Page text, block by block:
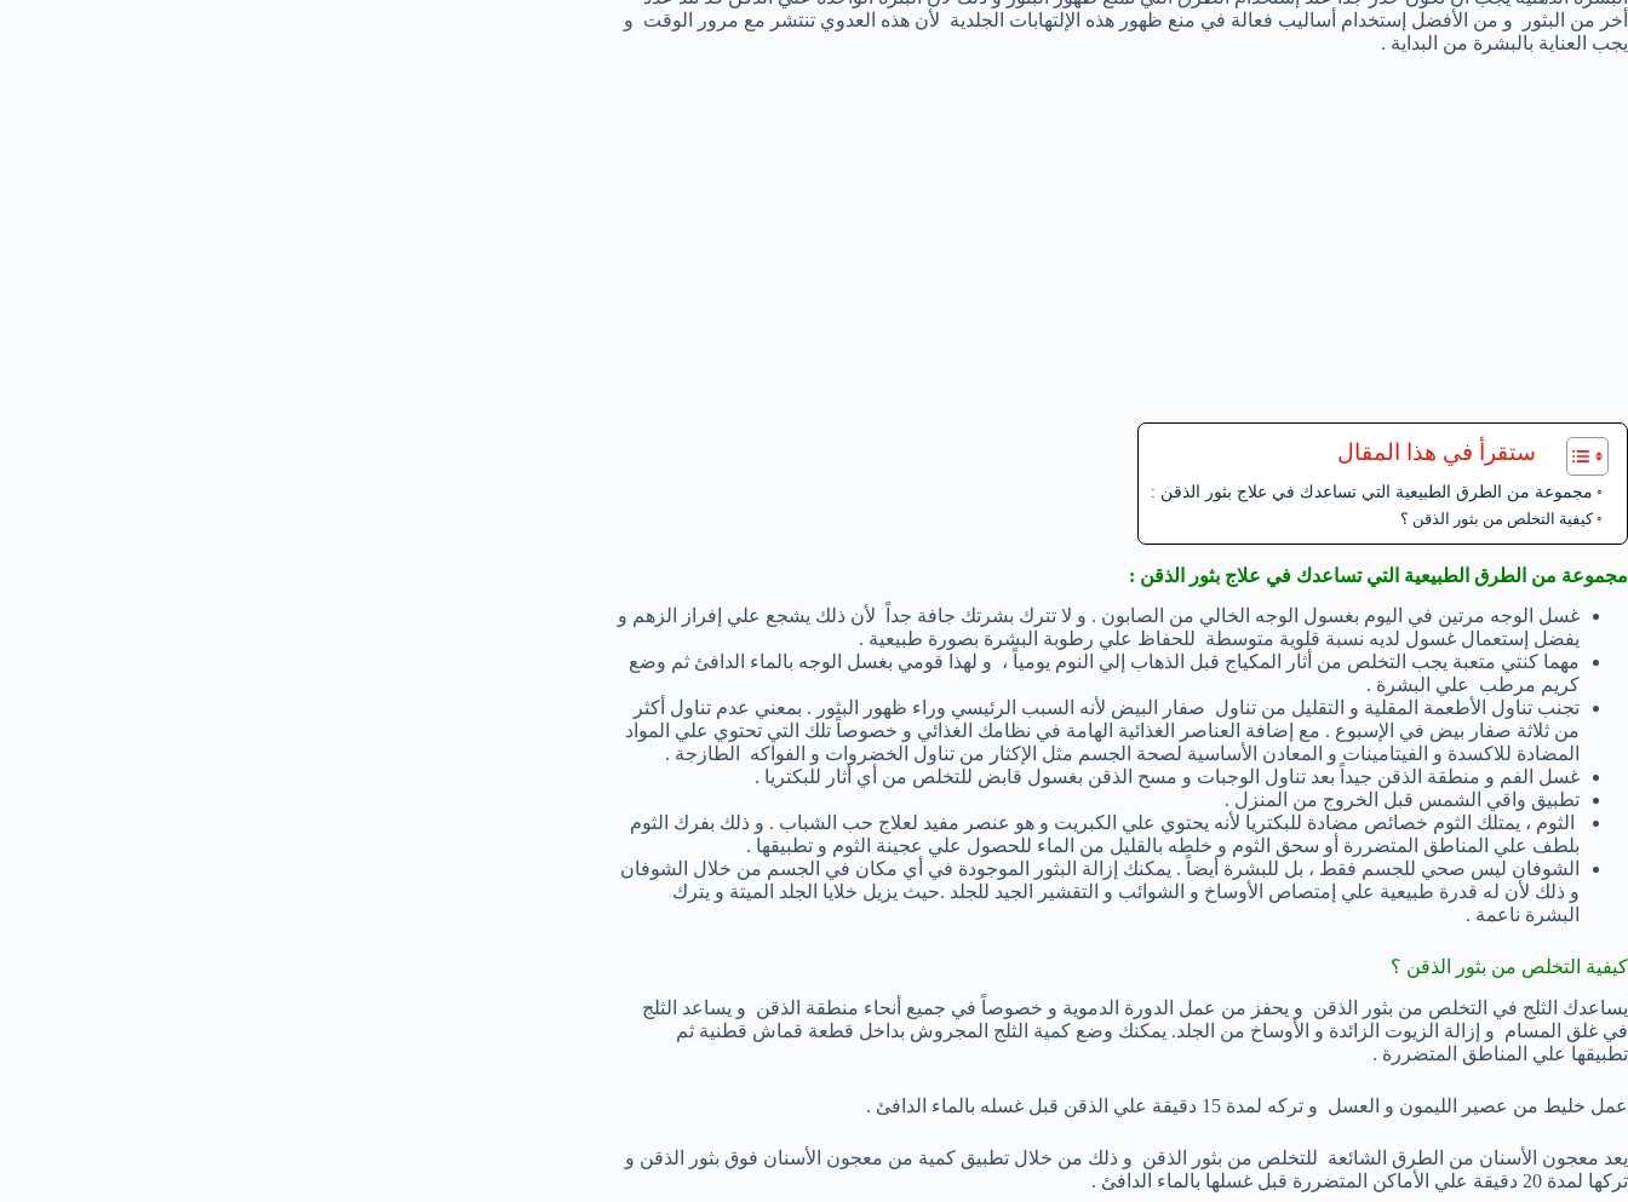
أخر من البثور و من الأفضل إستخدام أساليب فعالة في منع ظهور هذه الإلتهابات الجلدية لأن هذه العدوي تنتشر مع مرور الوقت و
يجب العناية بالبشرة من البداية .
ستقرأ في هذا المقال
مجموعة من الطرق الطبيعية التي تساعدك في علاج بثور الذقن :
كيفية التخلص من بثور الذقن ؟
مجموعة من الطرق الطبيعية التي تساعدك في علاج بثور الذقن :
غسل الوجه مرتين في اليوم بغسول الوجه الخالي من الصابون . و لا تترك بشرتك جافة جداً لأن ذلك يشجع علي إفراز الزهم و
يفضل إستعمال غسول لديه نسبة قلوية متوسطة للحفاظ علي رطوبة البشرة بصورة طبيعية .
مهما كنتي متعبة يجب التخلص من أثار المكياج قبل الذهاب إلي النوم يومياً ، و لهذا قومي بغسل الوجه بالماء الدافئ ثم وضع
كريم مرطب علي البشرة .
تجنب تناول الأطعمة المقلية و التقليل من تناول صفار البيض لأنه السبب الرئيسي وراء ظهور البثور . بمعني عدم تناول أكثر
من ثلاثة صفار بيض في الإسبوع . مع إضافة العناصر الغذائية الهامة في نظامك الغذائي و خصوصاً تلك التي تحتوي علي المواد
المضادة للاكسدة و الفيتامينات و المعادن الأساسية لصحة الجسم مثل الإكثار من تناول الخضروات و الفواكه الطازجة .
غسل الفم و منطقة الذقن جيداً بعد تناول الوجبات و مسح الذقن بغسول قابض للتخلص من أي أثار للبكتريا .
تطبيق واقي الشمس قبل الخروج من المنزل .
الثوم ، يمتلك الثوم خصائص مضادة للبكتريا لأنه يحتوي علي الكبريت و هو عنصر مفيد لعلاج حب الشباب . و ذلك بفرك الثوم
بلطف علي المناطق المتضررة أو سحق الثوم و خلطه بالقليل من الماء للحصول علي عجينة الثوم و تطبيقها .
الشوفان ليس صحي للجسم فقط ، بل للبشرة أيضاً . يمكنك إزالة البثور الموجودة في أي مكان في الجسم من خلال الشوفان
و ذلك لأن له قدرة طبيعية علي إمتصاص الأوساخ و الشوائب و التقشير الجيد للجلد .حيث يزيل خلايا الجلد الميتة و يترك
البشرة ناعمة .
كيفية التخلص من بثور الذقن ؟
يساعدك الثلج في التخلص من بثور الذقن و يحفز من عمل الدورة الدموية و خصوصاً في جميع أنحاء منطقة الذقن و يساعد الثلج
في غلق المسام و إزالة الزيوت الزائدة و الأوساخ من الجلد. يمكنك وضع كمية الثلج المجروش بداخل قطعة قماش قطنية ثم
تطبيقها علي المناطق المتضررة .
عمل خليط من عصير الليمون و العسل و تركه لمدة 15 دقيقة علي الذقن قبل غسله بالماء الدافئ .
يعد معجون الأسنان من الطرق الشائعة للتخلص من بثور الذقن و ذلك من خلال تطبيق كمية من معجون الأسنان فوق بثور الذقن و
تركها لمدة 20 دقيقة علي الأماكن المتضررة قبل غسلها بالماء الدافئ .